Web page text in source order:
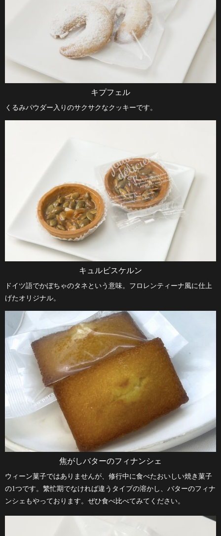
キプフェル
くるみパウダー入りのサクサクなクッキーです。
キュルビスケルン
ドイツ語でかぼちゃのタネという意味。フロレンティーナ風に仕上
げたオリジナル。
焦がしバターのフィナンシェ
ウィーン菓子ではありませんが、修行中に食べたおいしい焼き菓子
の1つです。繁忙期でなければ違うタイプの溶かし、バターのフィナ
ンシェもやっております。ぜひ食べ比べてみてください。